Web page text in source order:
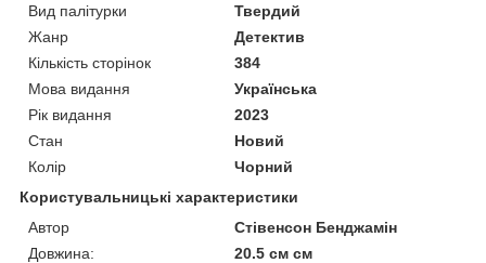
Вид палітурки
Твердий
Жанр
Детектив
Кількість сторінок
384
Мова видання
Українська
Рік видання
2023
Стан
Новий
Колір
Чорний
Користувальницькі характеристики
Автор
Стівенсон Бенджамін
Довжина:
20.5 см см